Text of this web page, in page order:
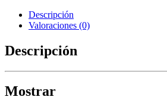
Descripción
Valoraciones (0)
Descripción
Mostrar